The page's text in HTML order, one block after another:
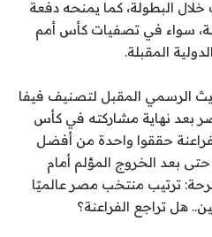
البطولة، كما يمنحه دفعة
سواء في تصفيات كأس أمم
المقبلة.
الرسمي المقبل لتصنيف فيفا
بعد نهاية مشاركته في كأس
أن الفراعنة حققوا واحدة من أفضل
بعد الخروج المؤلم أمام
ترتيب منتخب مصر عالميًا